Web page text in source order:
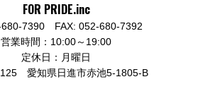
FOR PRIDE.inc
680-7390 FAX: 052-680-7392
営業時間：10:00～19:00
定休日：月曜日
愛知県日進市赤池5-1805-B